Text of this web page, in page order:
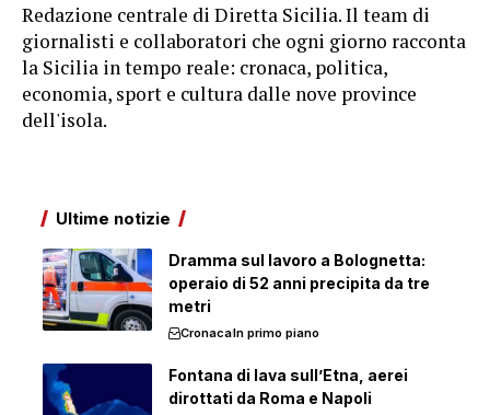
Redazione centrale di Diretta Sicilia. Il team di
giornalisti e collaboratori che ogni giorno racconta
la Sicilia in tempo reale: cronaca, politica,
economia, sport e cultura dalle nove province
dell'isola.
Ultime notizie
Dramma sul lavoro a Bolognetta:
operaio di 52 anni precipita da tre
metri
CronacaIn primo piano
Fontana di lava sull’Etna, aerei
dirottati da Roma e Napoli